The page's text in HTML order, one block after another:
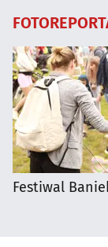
Festiwal